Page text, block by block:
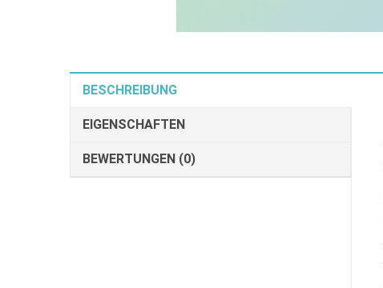
BESCHREIBUNG
EIGENSCHAFTEN
BEWERTUNGEN (0)